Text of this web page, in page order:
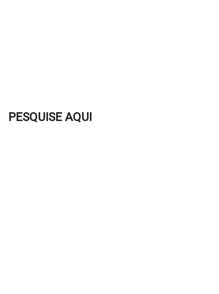
PESQUISE AQUI